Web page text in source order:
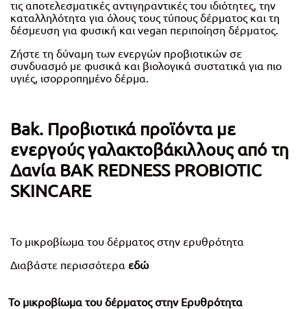
τις αποτελεσματικές αντιγηραντικές του ιδιότητες, την
καταλληλότητα για όλους τους τύπους δέρματος και τη
δέσμευση για φυσική και vegan περιποίηση δέρματος.
Ζήστε τη δύναμη των ενεργών προβιοτικών σε
συνδυασμό με φυσικά και βιολογικά συστατικά για πιο
υγιές, ισορροπημένο δέρμα.
Bak. Προβιοτικά προϊόντα με
ενεργούς γαλακτοβάκιλλους από τη
Δανία ΒΑΚ REDNESS PROBIOTIC
SKINCARE
Το μικροβίωμα του δέρματος στην ερυθρότητα
Διαβάστε περισσότερα εδώ
To μικροβίωμα του δέρματος στην Ερυθρότητα